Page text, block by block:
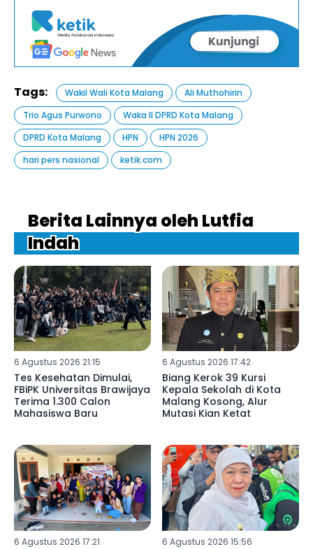
Tags: Wakil Wali Kota Malang
Ali Muthohirin
Trio Agus Purwono
Waka II DPRD Kota Malang
DPRD Kota Malang
HPN
HPN 2026
hari pers nasional
ketik.com
Berita Lainnya oleh Lutfia
Indah
6 Agustus 2026 21:15
Tes Kesehatan Dimulai,
FBiPK Universitas Brawijaya
Terima 1.300 Calon
Mahasiswa Baru
6 Agustus 2026 17:42
Biang Kerok 39 Kursi
Kepala Sekolah di Kota
Malang Kosong, Alur
Mutasi Kian Ketat
6 Agustus 2026 17:21 6 Agustus 2026 15:56